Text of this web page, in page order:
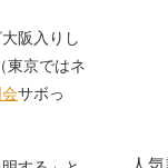
阪入りし
東京ではネ
会サボっ